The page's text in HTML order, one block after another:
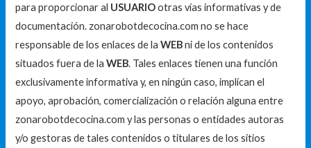
para proporcionar al USUARIOotras vías informativas y de
documentación. zonarobotdecocina.com no se hace
responsable de los enlaces de laWEBni de los contenidos
situados fuera de laWEB. Tales enlaces tienen una función
exclusivamente informativa y, en ningún caso, implican el
apoyo, aprobación, comercialización o relación alguna entre
zonarobotdecocina.com y las personas o entidades autoras
y/o gestoras de tales contenidos o titulares de los sitios